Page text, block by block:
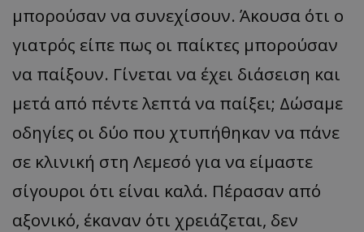
μπορούσαν να συνεχίσουν. Άκουσα ότι ο
γιατρός είπε πως οι παίκτες μπορούσαν
να παίξουν. Γίνεται να έχει διάσειση και
μετά από πέντε λεπτά να παίξει; Δώσαμε
οδηγίες οι δύο που χτυπήθηκαν να πάνε
σε κλινική στη Λεμεσό για να είμαστε
σίγουροι ότι είναι καλά. Πέρασαν από
αξονικό, έκαναν ότι χρειάζεται, δεν